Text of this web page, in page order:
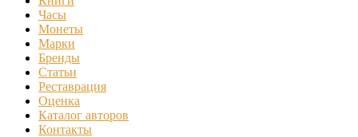
Часы
Монеты
Марки
Бренды
Статьи
Реставрация
Оценка
Каталог авторов
Контакты